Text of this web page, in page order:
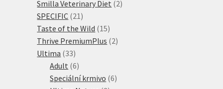
Smilla Veterinary Diet 22
SPECIFIC 21 21
produktů
Taste of the Wild 1515
produktů
Thrive PremiumPlus 22
Ultima 3333
produktů
Adult 66
produktů
Speciální krmivo 66